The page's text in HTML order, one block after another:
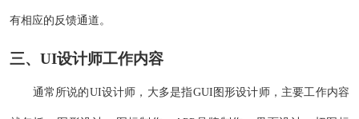
有相应的反馈通道。
三、UI设计师工作内容
通常所说的UI设计师，大多是指GUI图形设计师，主要工作内容